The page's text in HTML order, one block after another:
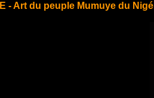
- Art du peuple Mumuye du